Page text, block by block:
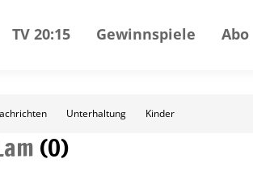
TV 20:15 Gewinnspiele Abo
Unterhaltung Kinder
(0)